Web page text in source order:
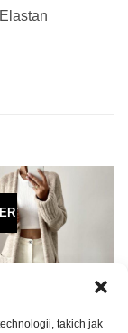
takich jak